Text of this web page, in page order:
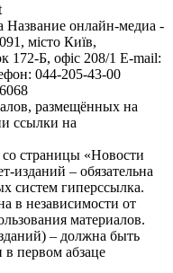
Название онлайн-медиа -
місто Київ,
Б, офіс 208/1 E-mail:
044-205-43-00
размещённых на
ссылки на
страницы «Новости
изданий – обязательна
систем гиперссылка.
в независимости от
материалов.
– должна быть
в первом абзаце